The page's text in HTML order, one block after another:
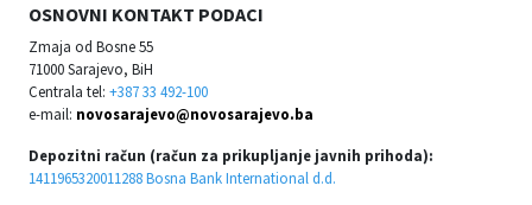
OSNOVNI KONTAKT PODACI
Zmaja od Bosne 55
71000 Sarajevo, BiH
Centrala tel: +387 33 492-100
e-mail: novosarajevo@novosarajevo.ba
Depozitni račun (račun za prikupljanje javnih prihoda):
1411965320011288 Bosna Bank International d.d.